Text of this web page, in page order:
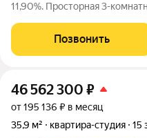
11,90%. Просторная 3-
доступности от метро. О
продуманная планировка,
Позвонить
46 562 300 ₽
от 195 136 ₽ в месяц
35,9 м²
квартира-студия 15